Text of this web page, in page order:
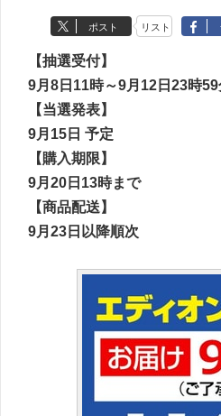
ポスト リスト
【抽選受付】
9月8日11時～9月12日23時59
【当選発表】
9月15日 予定
【購入期限】
9月20日13時まで
【商品配送】
9月23日以降順次